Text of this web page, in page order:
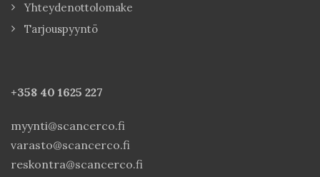
Yhteydenottolomake
Tarjouspyyntö
+358 40 1625 227
myynti@scancerco.fi
varasto@scancerco.fi
reskontra@scancerco.fi